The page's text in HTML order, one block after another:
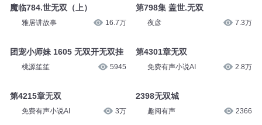
魔临784.世无双（上）
雅居讲故事 16.7万
团宠小师妹 1605 无双开无双挂
桃源笙笙 5945
第4215章无双
免费有声小说AI 3万
第798集 盖世.无双
夜彦 7.3万
第4301章无双
免费有声小说AI 2.8万
2398无双城
趣阅有声 2366